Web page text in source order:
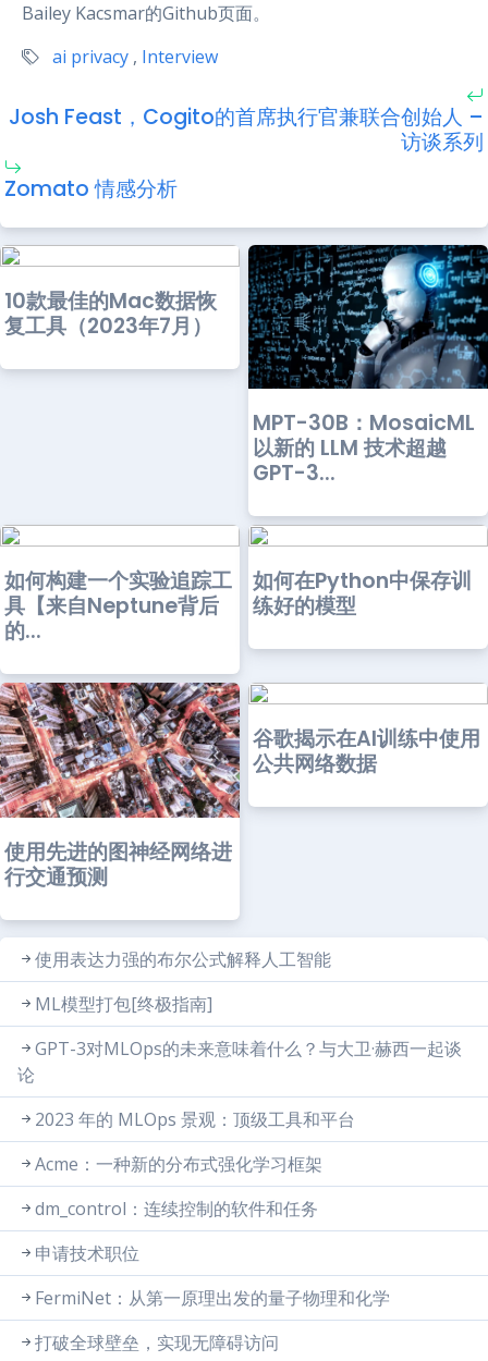
Bailey Kacsmar的Github页面。
ai privacy , Interview
Josh Feast，Cogito的首席执行官兼联合创始人 –
访谈系列
Zomato 情感分析
10款最佳的Mac数据恢
复工具（2023年7月）
MPT-30B：MosaicML
以新的 LLM 技术超越
GPT-3...
如何构建一个实验追踪工
具【来自Neptune背后
的...
如何在Python中保存训
练好的模型
使用先进的图神经网络进
行交通预测
谷歌揭示在AI训练中使用
公共网络数据
使用表达力强的布尔公式解释人工智能
ML模型打包[终极指南]
GPT-3对MLOps的未来意味着什么？与大卫·赫西一起谈
论
2023 年的 MLOps 景观：顶级工具和平台
Acme：一种新的分布式强化学习框架
dm_control：连续控制的软件和任务
申请技术职位
FermiNet：从第一原理出发的量子物理和化学
打破全球壁垒，实现无障碍访问